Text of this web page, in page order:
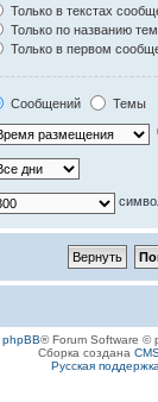
Только в текстах
Только по названию
Только в первом
Сообщений
Темы
phpBB® Forum Software ©
Сборка создана
Русская